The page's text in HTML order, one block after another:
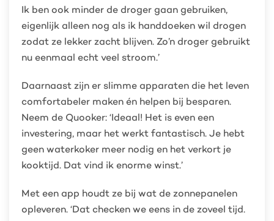
Ik ben ook minder de droger gaan gebruiken,
eigenlijk alleen nog als ik handdoeken wil drogen
zodat ze lekker zacht blijven. Zo’n droger gebruikt
nu eenmaal echt veel stroom.’
Daarnaast zijn er slimme apparaten die het leven
comfortabeler maken én helpen bij besparen.
Neem de Quooker: ‘Ideaal! Het is even een
investering, maar het werkt fantastisch. Je hebt
geen waterkoker meer nodig en het verkort je
kooktijd. Dat vind ik enorme winst.’
Met een app houdt ze bij wat de zonnepanelen
opleveren. ‘Dat checken we eens in de zoveel tijd.